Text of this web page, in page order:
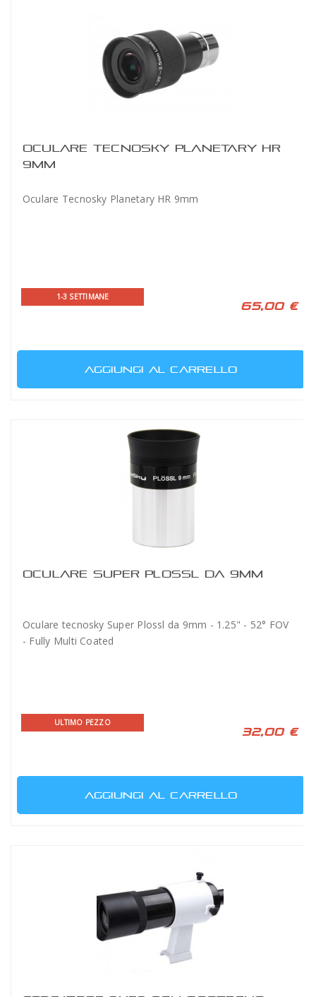
OCULARE TECNOSKY PLANETARY HR
9MM
Oculare Tecnosky Planetary HR 9mm
1-3 SETTIMANE
65,00 €
AGGIUNGI AL CARRELLO
OCULARE SUPER PLOSSL DA 9MM
Oculare tecnosky Super Plossl da 9mm - 1.25" - 52° FOV
- Fully Multi Coated
ULTIMO PEZZO
32,00 €
AGGIUNGI AL CARRELLO